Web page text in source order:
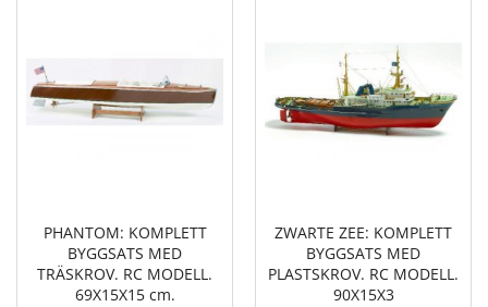
PHANTOM: KOMPLETT
BYGGSATS MED
TRÄSKROV. RC MODELL.
69X15X15 cm.
ZWARTE ZEE: KOMPLETT
BYGGSATS MED
PLASTSKROV. RC MODELL.
90X15X3